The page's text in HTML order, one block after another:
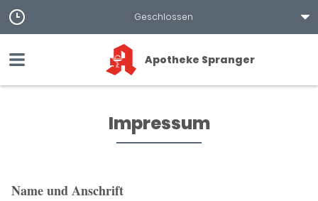
Geschlossen
Apotheke Spranger
Impressum
Name und Anschrift